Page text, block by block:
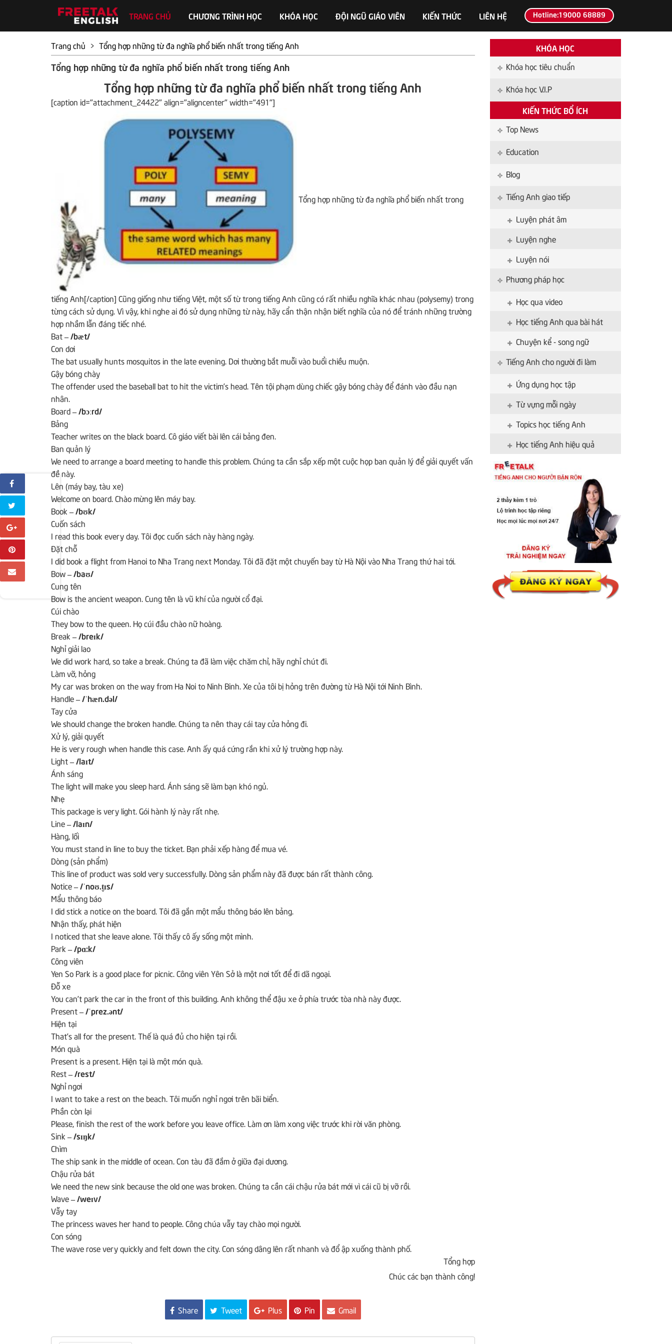
TRANG CHỦ CHƯƠNG TRÌNH HỌC KHÓA HỌC ĐỘI NGŨ GIÁO VIÊN KIẾN THỨC LIÊN HỆ Hotline:19000 68889
Trang chủ > Tổng hợp những từ đa nghĩa phổ biến nhất trong tiếng Anh
Tổng hợp những từ đa nghĩa phổ biến nhất trong tiếng Anh
Tổng hợp những từ đa nghĩa phổ biến nhất trong tiếng Anh
[caption id="attachment_24422" align="aligncenter" width="491"]
Tổng hợp những từ đa nghĩa phổ biến nhất trong
tiếng Anh[/caption] Cũng giống như tiếng Việt, một số từ trong tiếng Anh cũng có rất nhiều nghĩa khác nhau (polysemy) trong
từng cách sử dụng. Vì vậy, khi nghe ai đó sử dụng những từ này, hãy cẩn thận nhận biết nghĩa của nó để tránh những trường
hợp nhầm lẫn đáng tiếc nhé.
Bat– /bæt/
Con dơi
The bat usually hunts mosquitos in the late evening. Dơi thường bắt muỗi vào buổi chiều muộn.
Gậy bóng chày
The offender used the baseball bat to hit the victim’s head. Tên tội phạm dùng chiếc gậy bóng chày để đánh vào đầu nạn
nhân.
Board– /bɔːrd/
Bảng
Teacher writes on the black board. Cô giáo viết bài lên cái bảng đen.
Ban quản lý
We need to arrange a board meeting to handle this problem. Chúng ta cần sắp xếp một cuộc họp ban quản lý để giải quyết vấn
đề này.
Lên (máy bay, tàu xe)
Welcome on board. Chào mừng lên máy bay.
Book – /bʊk/
Cuốn sách
I read this book every day. Tôi đọc cuốn sách này hàng ngày.
Đặt chỗ
I did book a flight from Hanoi to Nha Trang next Monday. Tôi đã đặt một chuyến bay từ Hà Nội vào Nha Trang thứ hai tới.
Bow– /baʊ/
Cung tên
Bow is the ancient weapon. Cung tên là vũ khí của người cổ đại.
Cúi chào
They bow to the queen. Họ cúi đầu chào nữ hoàng.
Break – /breɪk/
Nghỉ giải lao
We did work hard, so take a break. Chúng ta đã làm việc chăm chỉ, hãy nghỉ chút đi.
Làm vỡ, hỏng
My car was broken on the way from Ha Noi to Ninh Binh. Xe của tôi bị hỏng trên đường từ Hà Nội tới Ninh Bình.
Handle– /ˈhæn.dəl/
Tay cửa
We should change the broken handle. Chúng ta nên thay cái tay cửa hỏng đi.
Xử lý, giải quyết
He is very rough when handle this case. Anh ấy quá cứng rắn khi xử lý trường hợp này.
Light– /laɪt/
Ánh sáng
The light will make you sleep hard. Ánh sáng sẽ làm bạn khó ngủ.
Nhẹ
This package is very light. Gói hành lý này rất nhẹ.
Line– /laɪn/
Hàng, lối
You must stand in line to buy the ticket. Bạn phải xếp hàng để mua vé.
Dòng (sản phẩm)
This line of product was sold very successfully. Dòng sản phẩm này đã được bán rất thành công.
Notice– /ˈnoʊ.t̬ɪs/
Mẩu thông báo
I did stick a notice on the board. Tôi đã gắn một mẩu thông báo lên bảng.
Nhận thấy, phát hiện
I noticed that she leave alone. Tôi thấy cô ấy sống một mình.
Park – /pɑ:k/
Công viên
Yen So Park is a good place for picnic. Công viên Yên Sở là một nơi tốt để đi dã ngoại.
Đỗ xe
You can’t park the car in the front of this building. Anh không thể đậu xe ở phía trước tòa nhà này được.
Present– /ˈprez.ənt/
Hiện tại
That’s all for the present. Thế là quá đủ cho hiện tại rồi.
Món quà
Present is a present. Hiện tại là một món quà.
Rest– /rest/
Nghỉ ngơi
I want to take a rest on the beach. Tôi muốn nghỉ ngơi trên bãi biển.
Phần còn lại
Please, finish the rest of the work before you leave office. Làm ơn làm xong việc trước khi rời văn phòng.
Sink – /sɪŋk/
Chìm
The ship sank in the middle of ocean. Con tàu đã đắm ở giữa đại dương.
Chậu rửa bát
We need the new sink because the old one was broken. Chúng ta cần cái chậu rửa bát mới vì cái cũ bị vỡ rồi.
Wave– /weɪv/
Vẫy tay
The princess waves her hand to people. Công chúa vẫy tay chào mọi người.
Con sóng
The wave rose very quickly and felt down the city. Con sóng dâng lên rất nhanh và đổ ập xuống thành phố.
Tổng hợp
Chúc các bạn thành công!
Share Tweet Plus Pin Gmail
KHÓA HỌC
Khóa học tiêu chuẩn
Khóa học V.I.P
KIẾN THỨC BỔ ÍCH
Top News
Education
Blog
Tiếng Anh giao tiếp
Luyện phát âm
Luyện nghe
Luyện nói
Phương pháp học
Học qua video
Học tiếng Anh qua bài hát
Chuyện kể - song ngữ
Tiếng Anh cho người đi làm
Ứng dụng học tập
Từ vựng mỗi ngày
Topics học tiếng Anh
Học tiếng Anh hiệu quả